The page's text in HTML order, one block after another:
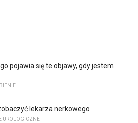
pojawia się te objawy, gdy jestem
lekarza nerkowego
UROLOGICZNE